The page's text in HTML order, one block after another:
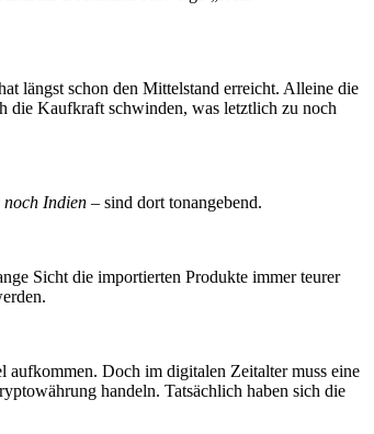
längst schon den Mittelstand erreicht. Alleine die
die Kaufkraft schwinden, was letztlich zu noch
noch Indien – sind dort tonangebend.
Sicht die importierten Produkte immer teurer
aufkommen. Doch im digitalen Zeitalter muss eine
handeln. Tatsächlich haben sich die